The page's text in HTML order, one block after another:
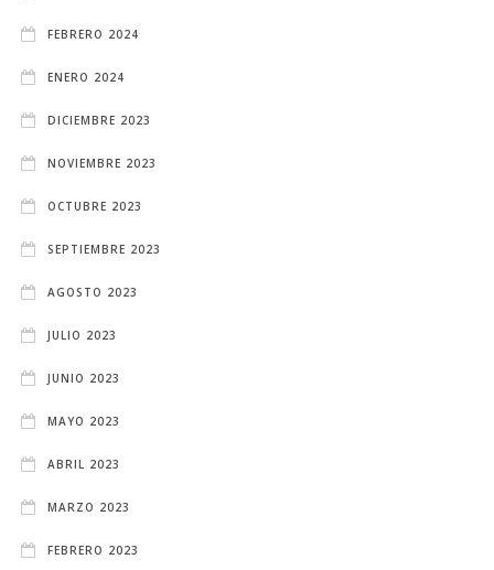
FEBRERO 2024
ENERO 2024
DICIEMBRE 2023
NOVIEMBRE 2023
OCTUBRE 2023
SEPTIEMBRE 2023
AGOSTO 2023
JULIO 2023
JUNIO 2023
MAYO 2023
ABRIL 2023
MARZO 2023
FEBRERO 2023